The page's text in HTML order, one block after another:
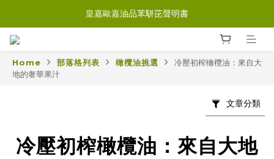
皇嘉歐嘉油品苯駢芘聲明書
Home 部落格列表 橄欖油挑選
冷壓初榨橄欖油：來自大
地的奢華果汁
文章分類
冷壓初榨橄欖油：來自大地